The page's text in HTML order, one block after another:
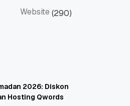
Website (290)
2026: Diskon
Hosting Qwords